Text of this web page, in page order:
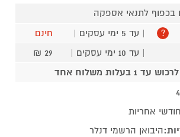
בכפוף לתנאי אספקה
? | עד 5 ימי עסקים |
חינם
| עד 10 ימי עסקים |
29 ₪
משלוח אחד
היבואן הרשמי דנלר